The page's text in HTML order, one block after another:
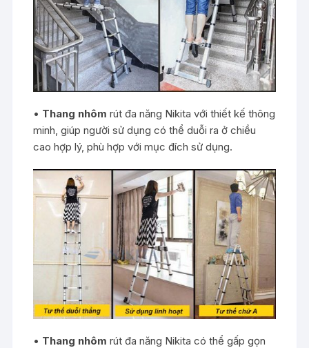
• Thang nhôm rút đa năng Nikita với thiết kế thông
minh, giúp người sử dụng có thể duỗi ra ở chiều
cao hợp lý, phù hợp với mục đích sử dụng.
• Thang nhôm rút đa năng Nikita có thể gấp gọn